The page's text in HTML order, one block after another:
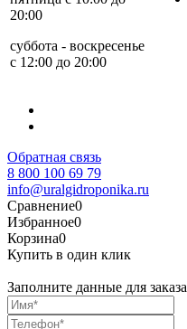
20:00
суббота - воскресенье
с 12:00 до 20:00
Обратная связь
8 800 100 69 79
info@uralgidroponika.ru
Сравнение0
Избранное0
Корзина0
Купить в один клик
Заполните данные для заказа